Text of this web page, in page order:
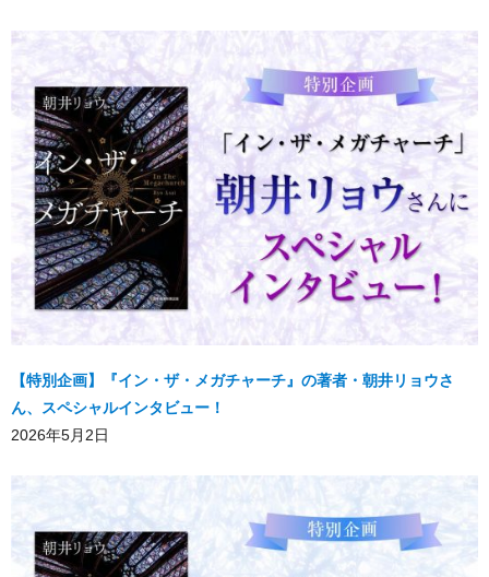
【特別企画】『イン・ザ・メガチャーチ』の著者・朝井リョウさ
ん、スペシャルインタビュー！
2026年5月2日